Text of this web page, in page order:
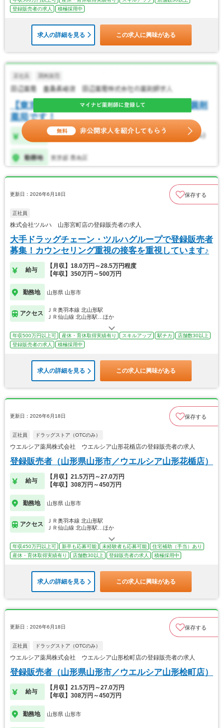
登録販売者の求人
積極採用中
求人の詳細を見る この求人に興味がある
更新日：2026年6月18日 保存する
正社員
株式会社ツルハ 山形宮町店の登録販売者の求人
大手ドラッグチェーン・ツルハグループで登録販売者
募集！カウンセリング重視の接客を重視しています♪
給与
【月収】18.0万円～28.5万円程度
【年収】350万円～500万円
勤務地 山形県 山形市
アクセス
ＪＲ奥羽本線 北山形駅
ＪＲ仙山線 北山形駅…ほか
年収500万円以上可 産休・育休取得実績有り スキルアップ 駅チカ
店舗数30以上
登録販売者の求人
積極採用中
求人の詳細を見る この求人に興味がある
更新日：2026年6月18日 保存する
正社員 ドラッグストア（OTCのみ）
ウエルシア薬局株式会社 ウエルシア山形花楯店の登録販売者の求人
登録販売者（山形県山形市／ウエルシア山形花楯店）
給与
【月収】21.5万円～27.0万円
【年収】308万円～450万円
勤務地 山形県 山形市
アクセス
ＪＲ奥羽本線 北山形駅
ＪＲ仙山線 北山形駅…ほか
年収450万円以上可 新卒も応募可能 未経験者も応募可能
住宅補助（手当）あり
産休・育休取得実績有り
店舗数30以上 登録販売者の求人 積極採用中
求人の詳細を見る この求人に興味がある
更新日：2026年6月18日 保存する
正社員 ドラッグストア（OTCのみ）
ウエルシア薬局株式会社 ウエルシア山形桧町店の登録販売者の求人
登録販売者（山形県山形市／ウエルシア山形桧町店）
給与
【月収】21.5万円～27.0万円
【年収】308万円～450万円
勤務地 山形県 山形市